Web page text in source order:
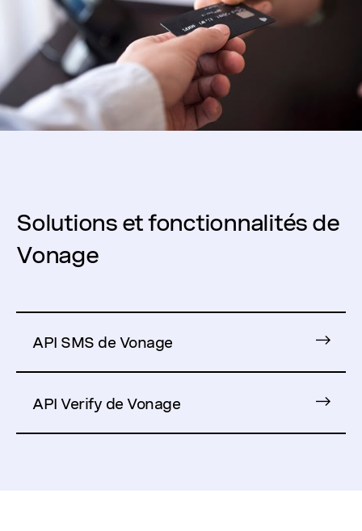
Solutions et fonctionnalités de
Vonage
API SMS de Vonage
API Verify de Vonage